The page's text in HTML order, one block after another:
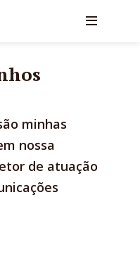
minhas
nossa
de atuação